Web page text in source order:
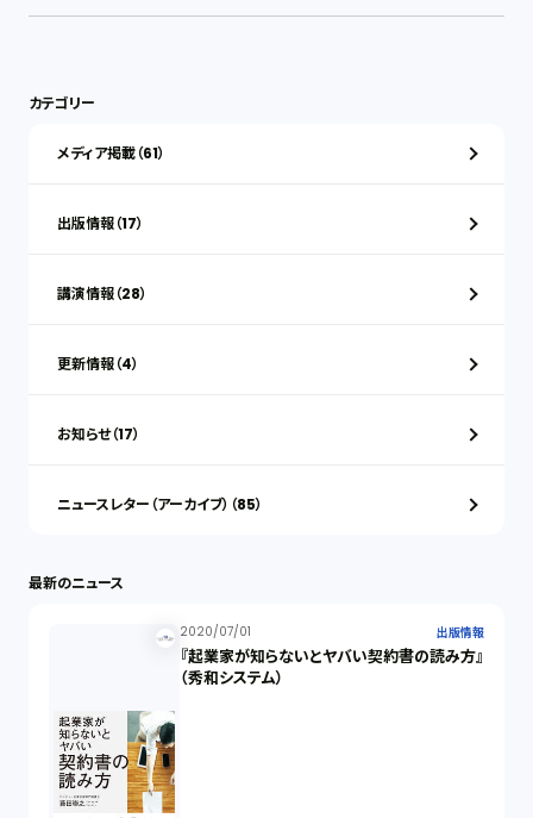
カテゴリー
メディア掲載（61）
出版情報（17）
講演情報（28）
更新情報（4）
お知らせ（17）
ニュースレター（アーカイブ）（85）
最新のニュース
2020/07/01 出版情報
『起業家が知らないとヤバい契約書の読み方』
（秀和システム）